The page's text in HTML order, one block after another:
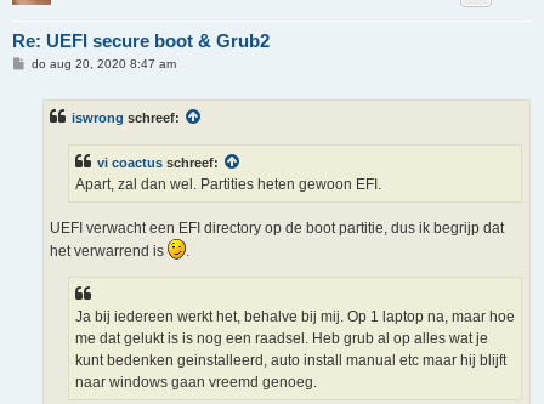
Re: UEFI secure boot & Grub2
Bdo aug 20, 2020 8:47 am
iswrong schreef:
vi coactus schreef:
Apart, zal dan wel. Partities heten gewoon EFI.
UEFI verwacht een EFI directory op de boot partitie, dus ik begrijp dat
het verwarrend is
.
Ja bij iedereen werkt het, behalve bij mij. Op 1 laptop na, maar hoe
me dat gelukt is is nog een raadsel. Heb grub al op alles wat je
kunt bedenken geinstalleerd, auto install manual etc maar hij blijft
naar windows gaan vreemd genoeg.